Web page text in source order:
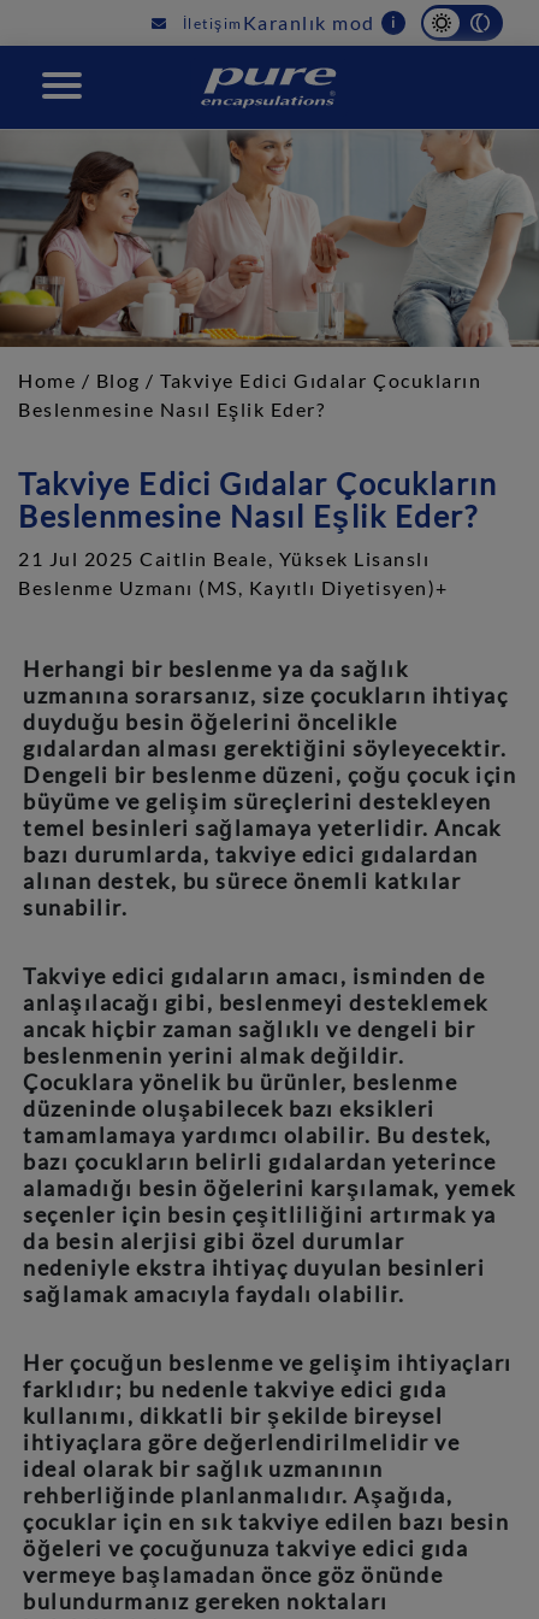
navigation
İletişim Karanlık mod i
PURE
Home / Blog / Takviye Edici Gıdalar Çocukların
Beslenmesine Nasıl Eşlik Eder?
Takviye Edici Gıdalar Çocukların
Beslenmesine Nasıl Eşlik Eder?
21 Jul 2025 Caitlin Beale, Yüksek Lisanslı
Beslenme Uzmanı (MS, Kayıtlı Diyetisyen)+
Herhangi bir beslenme ya da sağlık
uzmanına sorarsanız, size çocukların ihtiyaç
duyduğu besin öğelerini öncelikle
gıdalardan alması gerektiğini söyleyecektir.
Dengeli bir beslenme düzeni, çoğu çocuk için
büyüme ve gelişim süreçlerini destekleyen
temel besinleri sağlamaya yeterlidir. Ancak
bazı durumlarda, takviye edici gıdalardan
alınan destek, bu sürece önemli katkılar
sunabilir.
Takviye edici gıdaların amacı, isminden de
anlaşılacağı gibi, beslenmeyi desteklemek
ancak hiçbir zaman sağlıklı ve dengeli bir
beslenmenin yerini almak değildir.
Çocuklara yönelik bu ürünler, beslenme
düzeninde oluşabilecek bazı eksikleri
tamamlamaya yardımcı olabilir. Bu destek,
bazı çocukların belirli gıdalardan yeterince
alamadığı besin öğelerini karşılamak, yemek
seçenler için besin çeşitliliğini artırmak ya
da besin alerjisi gibi özel durumlar
nedeniyle ekstra ihtiyaç duyulan besinleri
sağlamak amacıyla faydalı olabilir.
Her çocuğun beslenme ve gelişim ihtiyaçları
farklıdır; bu nedenle takviye edici gıda
kullanımı, dikkatli bir şekilde bireysel
ihtiyaçlara göre değerlendirilmelidir ve
ideal olarak bir sağlık uzmanının
rehberliğinde planlanmalıdır. Aşağıda,
çocuklar için en sık takviye edilen bazı besin
öğeleri ve çocuğunuza takviye edici gıda
vermeye başlamadan önce göz önünde
bulundurmanız gereken noktaları